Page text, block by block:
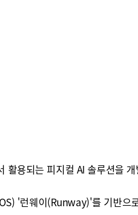
활용되는 피지컬 AI 솔루션을
'런웨이(Runway)'를 기반으